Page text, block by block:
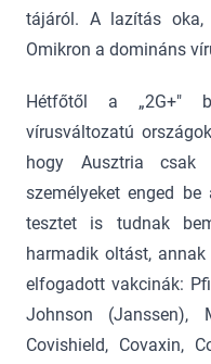
tájáról. A lazítás
Omikron a domináns
Hétfőtől a „2G+"
vírusváltozatú
hogy Ausztria
személyeket enged
tesztet is tudnak
harmadik oltást,
elfogadott vakcinák:
Johnson (Janssen),
Covishield, Covaxin,